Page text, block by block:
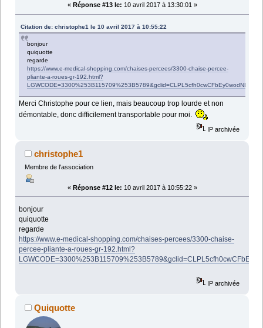
« Réponse #13 le: 10 avril 2017 à 13:30:01 »
Citation de: christophe1 le 10 avril 2017 à 10:55:22
bonjour
quiquotte
regarde
https://www.e-medical-shopping.com/chaises-percees/3300-chaise-percee-
pliante-a-roues-gr-192.html?
Merci Christophe pour ce lien, mais beaucoup trop lourde et non
démontable, donc difficilement transportable pour moi.
IP archivée
christophe1
Membre de l'association
« Réponse #12 le: 10 avril 2017 à 10:55:22 »
bonjour
quiquotte
regarde
https://www.e-medical-shopping.com/chaises-percees/3300-chaise-
percee-pliante-a-roues-gr-192.html?
IP archivée
Quiquotte